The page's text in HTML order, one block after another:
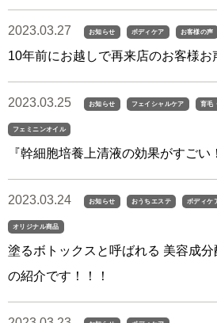
2023.03.27 お知らせ ボディケア お客様の声
10年前にお越しで再来店のお客様お
2023.03.25 お知らせ フェイシャルケア 育毛
フェミニンオイル
『幹細胞培養上清液の効果がすごい
2023.03.24 お知らせ おうちエステ ボディケ
オリジナル商品
塗るボトックスと呼ばれる 美容成
の紹介です！！！